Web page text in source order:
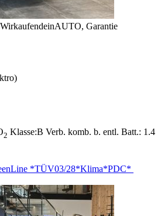
Garantie
2 Klasse:B Verb. komb. b. entl. Batt.: 1.4
*TÜV03/28*Klima*PDC*